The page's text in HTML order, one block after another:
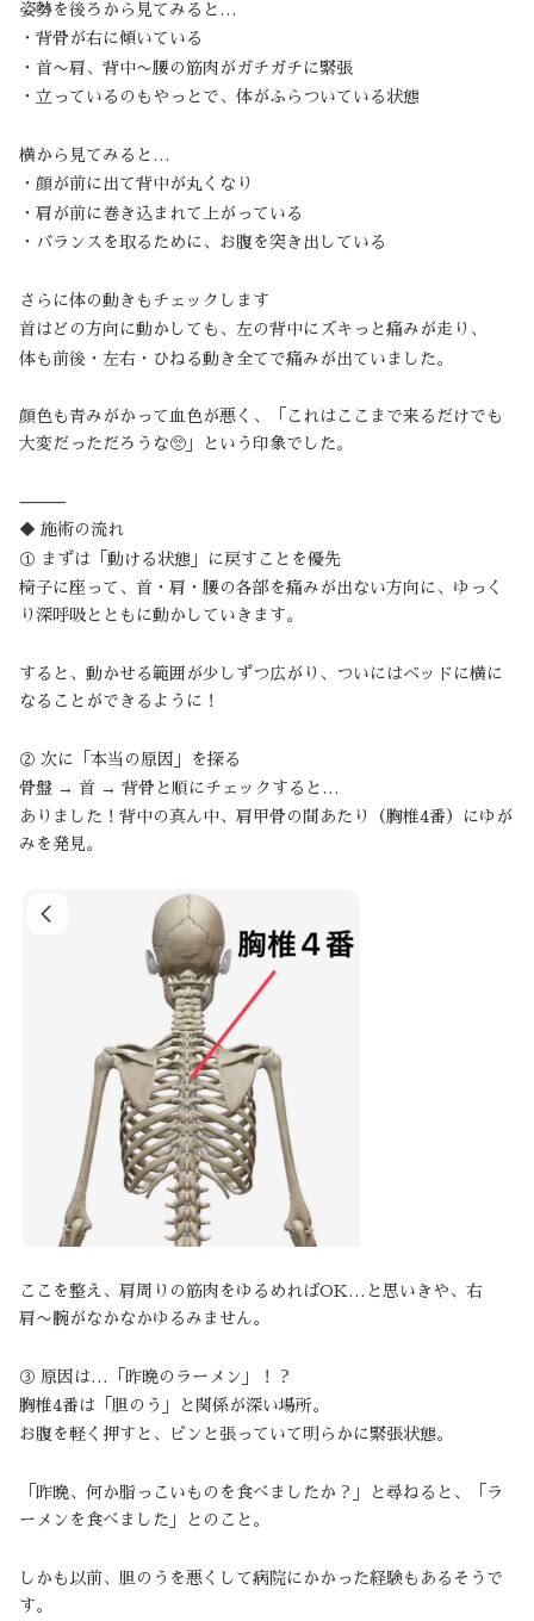
姿勢を後ろから見てみると…
・背骨が右に傾いている
・首〜肩、背中〜腰の筋肉がガチガチに緊張
・立っているのもやっとで、体がふらついている状態
横から見てみると…
・顔が前に出て背中が丸くなり
・肩が前に巻き込まれて上がっている
・バランスを取るために、お腹を突き出している
さらに体の動きもチェックします
首はどの方向に動かしても、左の背中にズキっと痛みが走り、
体も前後・左右・ひねる動き全てで痛みが出ていました。
顔色も青みがかって血色が悪く、「これはここまで来るだけでも
大変だっただろうな🥺」という印象でした。
⸻
◆ 施術の流れ
① まずは「動ける状態」に戻すことを優先
椅子に座って、首・肩・腰の各部を痛みが出ない方向に、ゆっく
り深呼吸とともに動かしていきます。
すると、動かせる範囲が少しずつ広がり、ついにはベッドに横に
なることができるように！
② 次に「本当の原因」を探る
骨盤 → 首 → 背骨と順にチェックすると…
ありました！背中の真ん中、肩甲骨の間あたり（胸椎4番）にゆが
みを発見。
ここを整え、肩周りの筋肉をゆるめればOK…と思いきや、右
肩〜腕がなかなかゆるみません。
③ 原因は…「昨晩のラーメン」！？
胸椎4番は「胆のう」と関係が深い場所。
お腹を軽く押すと、ピンと張っていて明らかに緊張状態。
「昨晩、何か脂っこいものを食べましたか？」と尋ねると、「ラ
ーメンを食べました」とのこと。
しかも以前、胆のうを悪くして病院にかかった経験もあるそうで
す。